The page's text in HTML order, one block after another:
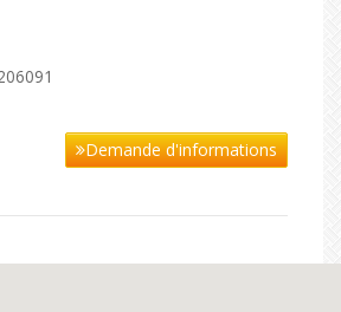
Demande d'informations